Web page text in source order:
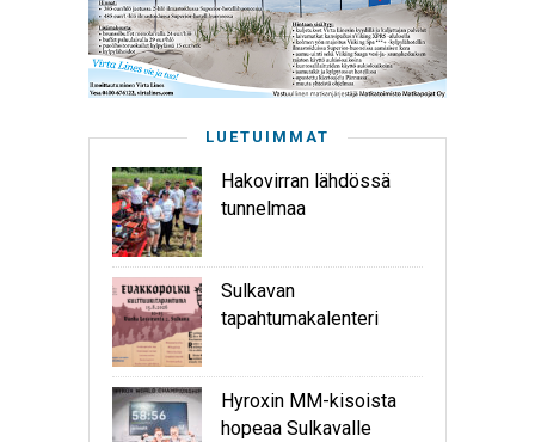
LUETUIMMAT
Hakovirran lähdössä
tunnelmaa
Sulkavan
tapahtumakalenteri
Hyroxin MM-kisoista
hopeaa Sulkavalle